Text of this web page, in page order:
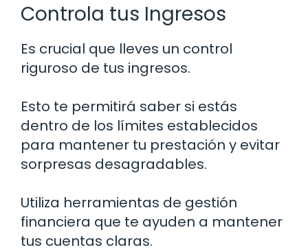
Controla tus Ingresos
Es crucial que lleves un control
riguroso de tus ingresos.
Esto te permitirá saber si estás
dentro de los límites establecidos
para mantener tu prestación y evitar
sorpresas desagradables.
Utiliza herramientas de gestión
financiera que te ayuden a mantener
tus cuentas claras.